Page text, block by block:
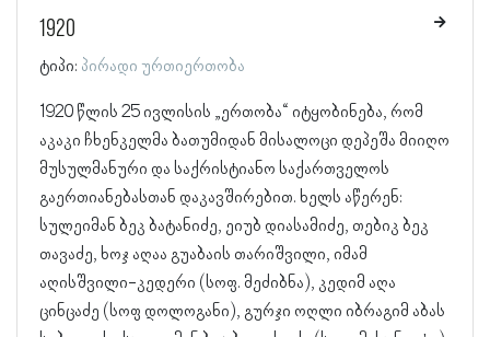
1920
ტიპი: პირადი ურთიერთობა
1920 წლის 25 ივლისის „ერთობა“ იტყობინება, რომ
აკაკი ჩხენკელმა ბათუმიდან მისალოცი დეპეშა მიიღო
მუსულმანური და საქრისტიანო საქართველოს
გაერთიანებასთან დაკავშირებით. ხელს აწერენ:
სულეიმან ბეკ ბატანიძე, ეიუბ დიასამიძე, თებიკ ბეკ
თავაძე, ხოჯ აღაა გუაბაის თარიშვილი, იმამ
აღისშვილი-კედერი (სოფ. მეძიბნა), კედიმ აღა
ცინცაძე (სოფ დოლოგანი), გურჯი ოღლი იბრაგიმ აბას